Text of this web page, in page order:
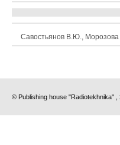
Савостьянов В.Ю.,
© Publishing house "Radiotekhnika" ,